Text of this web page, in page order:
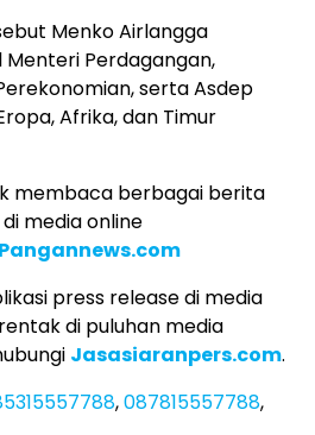
Menko Airlangga
Perdagangan,
serta Asdep
Afrika, dan Timur
membaca berbagai berita
media online
Pangannews.com
press release di media
di puluhan media
Jasasiaranpers.com.
,087815557788,